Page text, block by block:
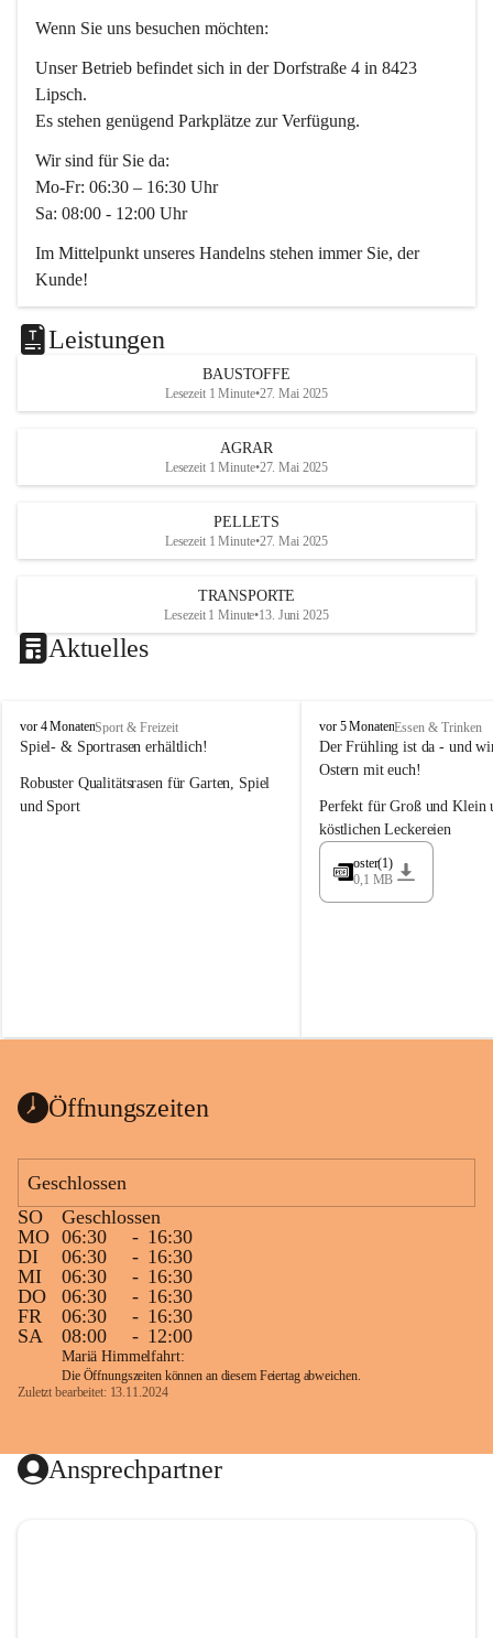
Wenn Sie uns besuchen möchten:
Unser Betrieb befindet sich in der Dorfstraße 4 in 8423
Lipsch.
Es stehen genügend Parkplätze zur Verfügung.
Wir sind für Sie da:
Mo-Fr: 06:30 – 16:30 Uhr
Sa: 08:00 - 12:00 Uhr
Im Mittelpunkt unseres Handelns stehen immer Sie, der
Kunde!
Das Team ist freundlich, motiviert und bestens geschult in
den Bereichen
Beratung, Lager sowie Transport. Für alle Ihre Anliegen
finden wir eine individuelle Lösung.
office@mayer-lipsch.at
Leistungen
BAUSTOFFE
Lesezeit 1 Minute•27. Mai 2025
AGRAR
Lesezeit 1 Minute•27. Mai 2025
PELLETS
Lesezeit 1 Minute•27. Mai 2025
TRANSPORTE
Lesezeit 1 Minute•13. Juni 2025
Aktuelles
M
a
e
r
vor 4 MonatenSport & Freizeit
Spiel- & Sportrasen erhältlich!
Robuster Qualitätsrasen für Garten, Spiel
und Sport
M
a
y
r
G
ü
e
vor 5 MonatenEssen & Trinken
Der Frühling ist da - und
Ostern mit euch!
Perfekt für Groß und Klein
köstlichen Leckereien
oster(1)
0,1 MB
Öffnungszeiten
Geschlossen
SO
Geschlossen
MO 06:30 - 16:30
DI
06:30 - 16:30
MI
06:30 - 16:30
DO
06:30 - 16:30
FR
06:30 - 16:30
SA
08:00 - 12:00
Mariä Himmelfahrt:
Die Öffnungszeiten können an diesem Feiertag abweichen.
Zuletzt bearbeitet: 13.11.2024
Ansprechpartner